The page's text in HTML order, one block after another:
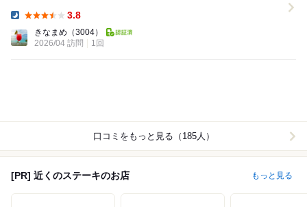
3.8
きなまめ （3004）
2026/04 訪問
1回
口コミをもっと見る（185人）
[PR] 近くのステーキのお店 もっと見る